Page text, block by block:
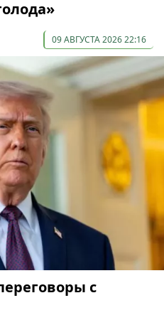
09 АВГУСТА 2026 22:16
с